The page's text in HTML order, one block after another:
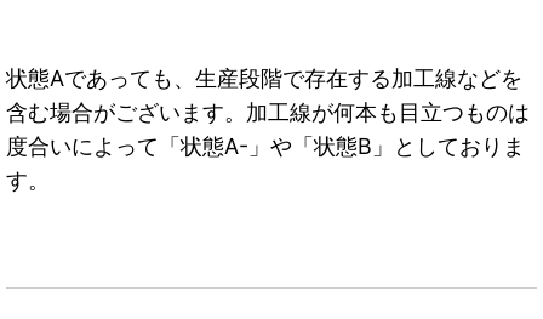
状態Aであっても、生産段階で存在する加工線などを
含む場合がございます。加工線が何本も目立つものは
度合いによって「状態A-」や「状態B」としておりま
す。